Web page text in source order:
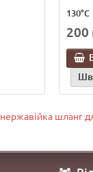
130°C
200
нержавійка шланг